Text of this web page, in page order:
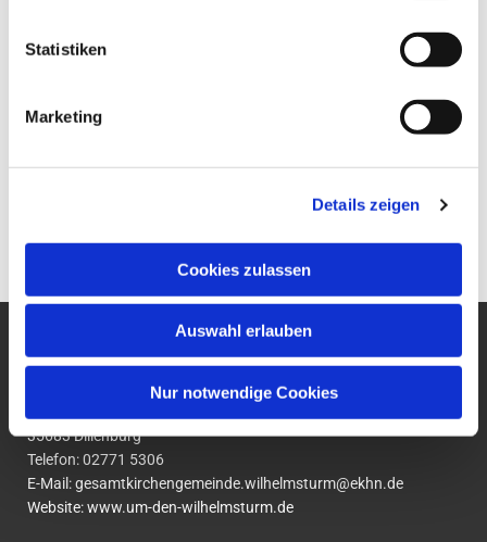
Statistiken
Marketing
Details zeigen
Cookies zulassen
Auswahl erlauben
Nur notwendige Cookies
Ev. Gesamtkirchengemeinde
um den Wilhelmsturm
35683 Dillenburg
Telefon:02771 5306
E-Mail:gesamtkirchengemeinde.wilhelmsturm@ekhn.de
Website: www.um-den-wilhelmsturm.de